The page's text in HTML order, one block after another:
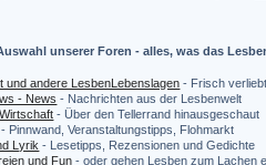
unserer Foren - alles, was das
und andere LesbenLebenslagen - Frisch
- News - Nachrichten aus der Lesbenwelt
- Über den Tellerrand hinausgeschaut
- Pinnwand, Veranstaltungstipps, Flohmarkt
Lyrik - Lesetipps, Rezensionen und Gedichte
und Fun - oder gehen Lesben zum Lachen